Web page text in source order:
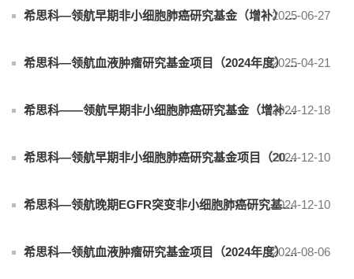
2025-06-27
希思科—领航早期非小细胞肺癌研究基金（增补）项目(2024年度) 评审结果公告
2025-04-21
希思科—领航血液肿瘤研究基金项目（2024年度）评审结果公告
2024-12-18
希思科——领航早期非小细胞肺癌研究基金（增补）项目公告（2024年度）
2024-12-10
希思科—领航早期非小细胞肺癌研究基金项目（2024年度）评审结果公告
2024-12-10
希思科—领航晚期EGFR突变非小细胞肺癌研究基金项目（2024年度）评审结果公告
2024-08-06
希思科—领航血液肿瘤研究基金项目（2024年度）延期公告